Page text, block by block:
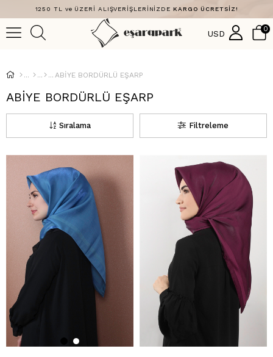
1250 TL ve ÜZERİ ALIŞVERİŞLERİNİZDE KARGO ÜCRETSİZ!
USD 0
ABİYE BORDÜRLÜ EŞARP
ABİYE BORDÜRLÜ EŞARP
Filtreleme
Sıralama